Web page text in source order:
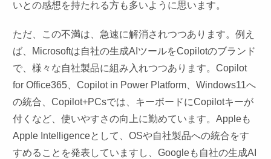
いとの感想を持たれる方も多いように思います。
ただ、この不満は、急速に解消されつつあります。例え
ば、Microsoftは自社の生成AIツールをCopilotのブランド
で、様々な自社製品に組み入れつつあります。Copilot
for Office365、Copilot in Power Platform、Windows11へ
の統合、Copilot+PCsでは、キーボードにCopilotキーが
付くなど、使いやすさの向上に勤めています。Appleも
Apple Intelligenceとして、OSや自社製品への統合をす
すめることを発表していますし、Googleも自社の生成AI